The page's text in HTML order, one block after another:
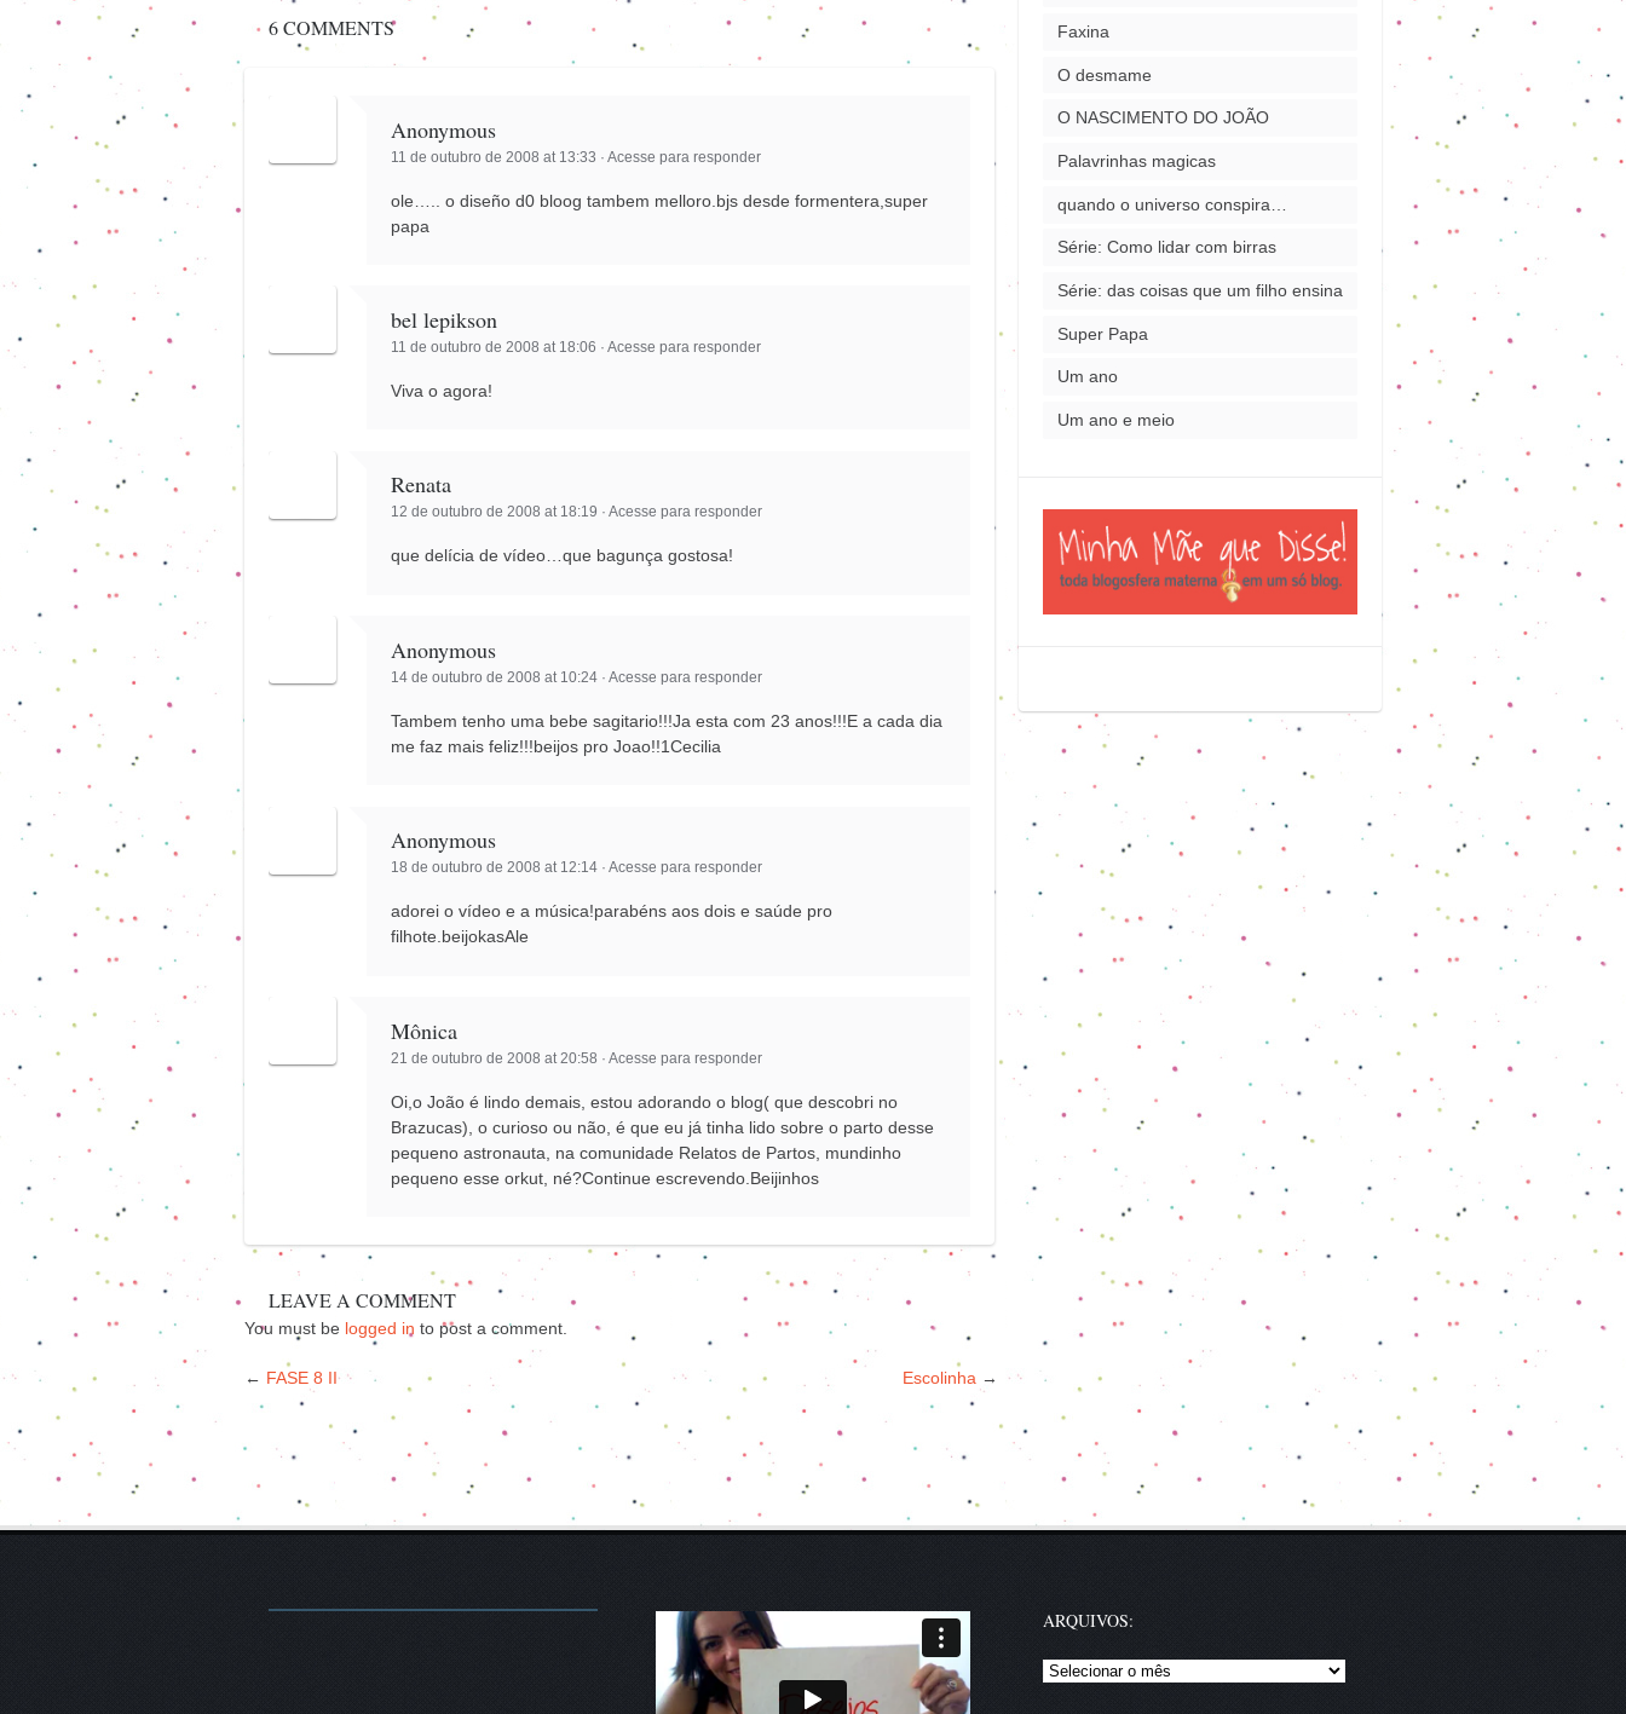
6 COMMENTS
Anonymous
11 de outubro de 2008 at 13:33 ·Acesse para responder
ole….. o diseño d0 bloog tambem melloro.bjs desde formentera,super
papa
bel lepikson
11 de outubro de 2008 at 18:06 ·Acesse para responder
Viva o agora!
Renata
12 de outubro de 2008 at 18:19 ·Acesse para responder
que delícia de vídeo…que bagunça gostosa!
Anonymous
14 de outubro de 2008 at 10:24 ·Acesse para responder
Tambem tenho uma bebe sagitario!!!Ja esta com 23 anos!!!E a cada dia
me faz mais feliz!!!beijos pro Joao!!1Cecilia
Anonymous
18 de outubro de 2008 at 12:14 ·Acesse para responder
adorei o vídeo e a música!parabéns aos dois e saúde pro
filhote.beijokasAle
Mônica
21 de outubro de 2008 at 20:58 ·Acesse para responder
Oi,o João é lindo demais, estou adorando o blog( que descobri no
Brazucas), o curioso ou não, é que eu já tinha lido sobre o parto desse
pequeno astronauta, na comunidade Relatos de Partos, mundinho
pequeno esse orkut, né?Continue escrevendo.Beijinhos
LEAVE A COMMENT
You must be logged in to post a comment.
← FASE 8 II Escolinha →
Faxina
O desmame
O NASCIMENTO DO JOÃO
Palavrinhas magicas
quando o universo conspira…
Série: Como lidar com birras
Série: das coisas que um filho ensina
Super Papa
Um ano
Um ano e meio
ARQUIVOS:
Arquivos: